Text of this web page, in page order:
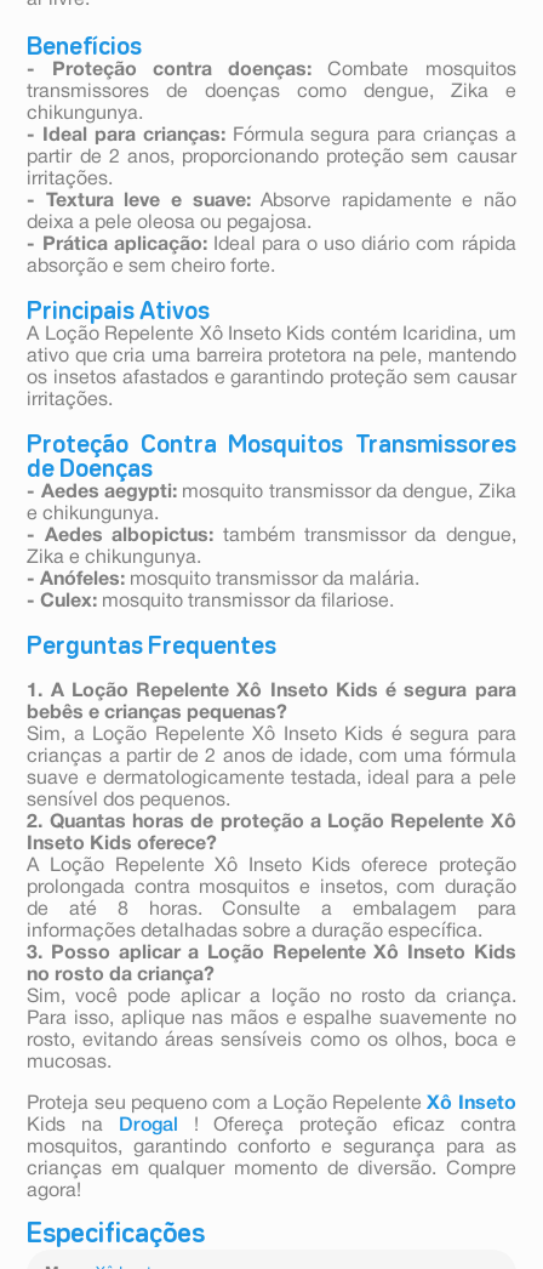
Benefícios
- Proteção contra doenças: Combate mosquitos
transmissores de doenças como dengue, Zika e
chikungunya.
- Ideal para crianças:
Fórmula segura para crianças a
partir de 2 anos, proporcionando proteção sem causar
irritações.
- Textura leve e suave:Absorve rapidamente e não
deixa a pele oleosa ou pegajosa.
- Prática aplicação:Ideal para o uso diário com rápida
absorção e sem cheiro forte.
Principais Ativos
A Loção Repelente Xô Inseto Kids contém Icaridina, um
ativo que cria uma barreira protetora na pele, mantendo
os insetos afastados e garantindo proteção sem causar
irritações.
Proteção Contra Mosquitos Transmissores
de Doenças
- Aedes aegypti: mosquito transmissor da dengue, Zika
e chikungunya.
- Aedes albopictus: também transmissor da dengue,
Zika e chikungunya.
- Anófeles: mosquito transmissor da malária.
- Culex: mosquito transmissor da filariose.
Perguntas Frequentes
1. A Loção Repelente Xô Inseto Kids é segura para
bebês e crianças pequenas?
Sim, a Loção Repelente Xô Inseto Kids é segura para
crianças a partir de 2 anos de idade, com uma fórmula
suave e dermatologicamente testada, ideal para a pele
sensível dos pequenos.
2. Quantas horas de proteção a Loção Repelente Xô
Inseto Kids oferece?
A Loção Repelente Xô Inseto Kids oferece proteção
prolongada contra mosquitos e insetos, com duração
de até 8 horas. Consulte a embalagem para
informações detalhadas sobre a duração específica.
3. Posso aplicar a Loção Repelente Xô Inseto Kids
no rosto da criança?
Sim, você pode aplicar a loção no rosto da criança.
Para isso, aplique nas mãos e espalhe suavemente no
rosto, evitando áreas sensíveis como os olhos, boca e
mucosas.
Proteja seu pequeno com a Loção Repelente Xô Inseto
Kids na
Drogal ! Ofereça proteção eficaz contra
mosquitos, garantindo conforto e segurança para as
crianças em qualquer momento de diversão. Compre
agora!
Especificações